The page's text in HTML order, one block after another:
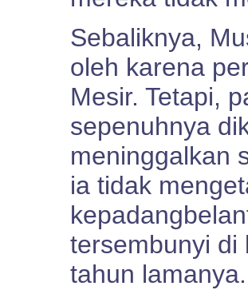
Sebaliknya,
oleh karena
Mesir. Tetapi,
sepenuhnya
meninggalkan
ia tidak
tersembunyi di
tahun lamanya.